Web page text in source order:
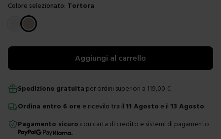
Colore selezionato: Tortora
Scegli un colore
Aggiungi al carrello
Spedizione gratuita per ordini superiori a 119,00 €
Ordina entro 6 ore e ricevilo tra il 11 Agosto e il 13 Agosto
Pagamento sicuro con carta di credito e sistemi di pagamento